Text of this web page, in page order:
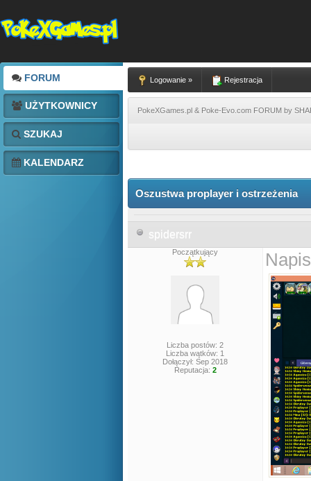
FORUM
UŻYTKOWNICY
SZUKAJ
KALENDARZ
Logowanie » Rejestracja
PokeXGames.pl & Poke-Evo.com FORUM by
Oszustwa proplayer i ostrzeżenia
spidersrr
Początkujący
Liczba postów: 2
Liczba wątków: 1
Dołączył: Sep 2018
Reputacja: 2